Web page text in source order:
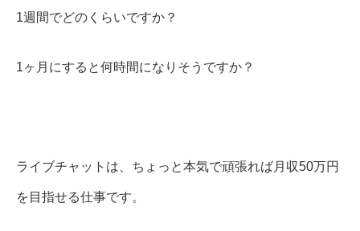
1週間でどのくらいですか？
1ヶ月にすると何時間になりそうですか？
ライブチャットは、ちょっと本気で頑張れば月収50万円
を目指せる仕事です。